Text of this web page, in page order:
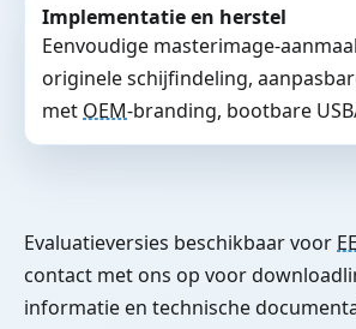
Implementatie en herstel
Eenvoudige masterimage-
originele schijfindeling,
met OEM-branding, bootbare
Evaluatieversies beschikbaar voor
contact met ons op voor
informatie en technische